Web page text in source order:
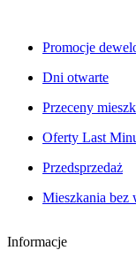
Promocje
Dni otwarte
Przeceny
Oferty Last
Przedsprzedaż
Mieszkania bez
Informacje